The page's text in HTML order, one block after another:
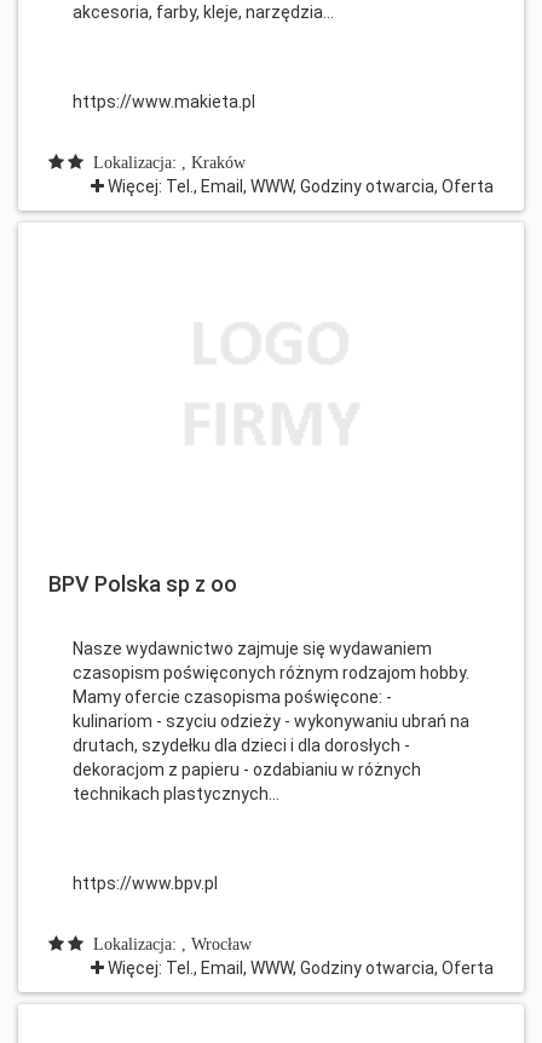
akcesoria, farby, kleje, narzędzia...
https://www.makieta.pl
Lokalizacja: , Kraków
Więcej: Tel., Email, WWW, Godziny otwarcia, Oferta
BPV Polska sp z oo
Nasze wydawnictwo zajmuje się wydawaniem
czasopism poświęconych różnym rodzajom hobby.
Mamy ofercie czasopisma poświęcone: -
kulinariom - szyciu odzieży - wykonywaniu ubrań na
drutach, szydełku dla dzieci i dla dorosłych -
dekoracjom z papieru - ozdabianiu w różnych
technikach plastycznych...
https://www.bpv.pl
Lokalizacja: , Wrocław
Więcej: Tel., Email, WWW, Godziny otwarcia, Oferta